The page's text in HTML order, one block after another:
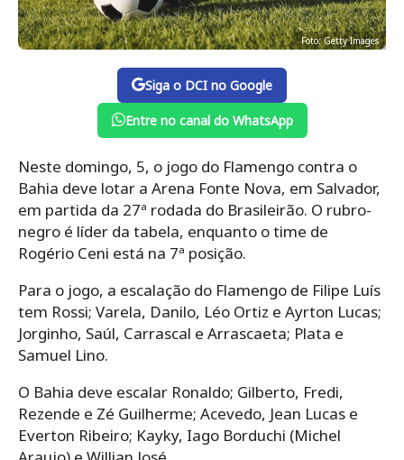
Foto: Getty Images
Siga o DCI no Google
Entre no canal do WhatsApp
Neste domingo, 5, o jogo do Flamengo contra o
Bahia deve lotar a Arena Fonte Nova, em Salvador,
em partida da 27ª rodada do Brasileirão. O rubro-
negro é líder da tabela, enquanto o time de
Rogério Ceni está na 7ª posição.
Para o jogo, a escalação do Flamengo de Filipe Luís
tem Rossi; Varela, Danilo, Léo Ortiz e Ayrton Lucas;
Jorginho, Saúl, Carrascal e Arrascaeta; Plata e
Samuel Lino.
O Bahia deve escalar Ronaldo; Gilberto, Fredi,
Rezende e Zé Guilherme; Acevedo, Jean Lucas e
Everton Ribeiro; Kayky, Iago Borduchi (Michel